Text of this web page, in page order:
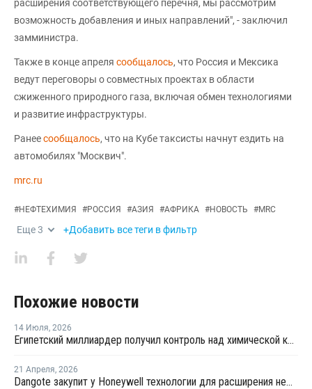
расширения соответствующего перечня, мы рассмотрим
возможность добавления и иных направлений", - заключил
замминистра.
Также в конце апреля сообщалось, что Россия и Мексика
ведут переговоры о совместных проектах в области
сжиженного природного газа, включая обмен технологиями
и развитие инфраструктуры.
Ранеесообщалось, что на Кубе таксисты начнут ездить на
автомобилях "Москвич".
mrc.ru
#НЕФТЕХИМИЯ #РОССИЯ #АЗИЯ #АФРИКА #НОВОСТЬ #MRC
Еще3 +Добавить все теги в фильтр
Похожие новости
14 Июля, 2026
Египетский миллиардер получил контроль над химической компанией OCI Global
21 Апреля, 2026
Dangote закупит у Honeywell технологии для расширения нефтехимического комплекса в Лагосе